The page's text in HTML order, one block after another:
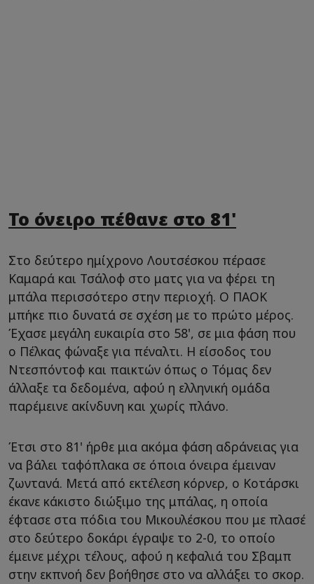
Το όνειρο πέθανε στο 81'
Στο δεύτερο ημίχρονο Λουτσέσκου πέρασε
Καμαρά και Τσάλοφ στο ματς για να φέρει τη
μπάλα περισσότερο στην περιοχή. Ο ΠΑΟΚ
μπήκε πιο δυνατά σε σχέση με το πρώτο μέρος.
Έχασε μεγάλη ευκαιρία στο 58', σε μια φάση που
ο Πέλκας φώναξε για πέναλτι. Η είσοδος του
Ντεσπόντοφ και παικτών όπως ο Τόμας δεν
άλλαξε τα δεδομένα, αφού η ελληνική ομάδα
παρέμεινε ακίνδυνη και χωρίς πλάνο.
Έτσι στο 81' ήρθε μια ακόμα φάση αδράνειας για
να βάλει ταφόπλακα σε όποια όνειρα έμειναν
ζωντανά. Μετά από εκτέλεση κόρνερ, ο Κοτάρσκι
έκανε κάκιστο διώξιμο της μπάλας, η οποία
έφτασε στα πόδια του Μικουλέσκου που με πλασέ
στο δεύτερο δοκάρι έγραψε το 2-0, το οποίο
έμεινε μέχρι τέλους, αφού η κεφαλιά του Σβαμπ
στην εκπνοή δεν βοήθησε στο να αλλάξει το σκορ.